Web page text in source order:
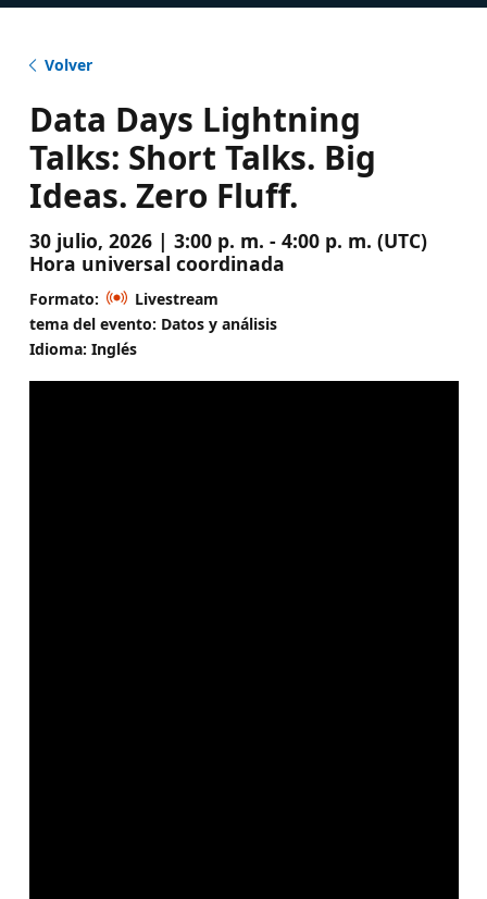
Volver
Data Days Lightning
Talks: Short Talks. Big
Ideas. Zero Fluff.
30 julio, 2026 | 3:00 p. m. - 4:00 p. m. (UTC)
Hora universal coordinada
Formato:
Livestream
tema del evento: Datos y análisis
Idioma: Inglés